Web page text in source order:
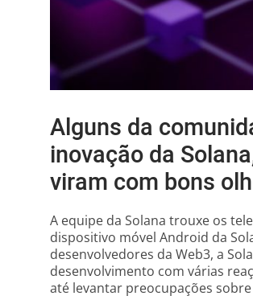
Alguns da
inovação da
viram com bons
A equipe da Solana trouxe os
dispositivo móvel Android da
desenvolvedores da Web3, a
desenvolvimento com várias
até levantar preocupações